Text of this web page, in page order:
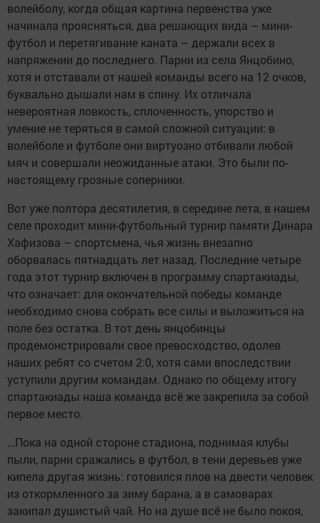
волейболу, когда общая картина первенства уже
начинала проясняться, два решающих вида – мини-
футбол и перетягивание каната – держали всех в
напряжении до последнего. Парни из села Янцобино,
хотя и отставали от нашей команды всего на 12 очков,
буквально дышали нам в спину. Их отличала
невероятная ловкость, сплоченность, упорство и
умение не теряться в самой сложной ситуации: в
волейболе и футболе они виртуозно отбивали любой
мяч и совершали неожиданные атаки. Это были по-
настоящему грозные соперники.
Вот уже полтора десятилетия, в середине лета, в нашем
селе проходит мини-футбольный турнир памяти Динара
Хафизова – спортсмена, чья жизнь внезапно
оборвалась пятнадцать лет назад. Последние четыре
года этот турнир включен в программу спартакиады,
что означает: для окончательной победы команде
необходимо снова собрать все силы и выложиться на
поле без остатка. В тот день янцобинцы
продемонстрировали свое превосходство, одолев
наших ребят со счетом 2:0, хотя сами впоследствии
уступили другим командам. Однако по общему итогу
спартакиады наша команда всё же закрепила за собой
первое место.
…Пока на одной стороне стадиона, поднимая клубы
пыли, парни сражались в футбол, в тени деревьев уже
кипела другая жизнь: готовился плов на двести человек
из откормленного за зиму барана, а в самоварах
закипал душистый чай. Но на душе всё не было покоя,